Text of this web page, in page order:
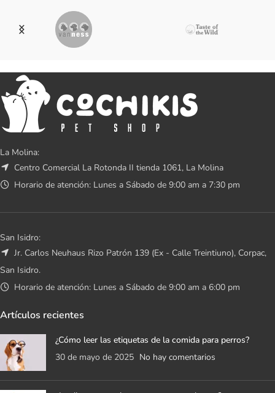
La Molina:
Centro Comercial La Rotonda II tienda 1061, La Molina
Horario de atención: Lunes a Sábado de 9:00 am a 7:30 pm
San Isidro:
Jr. Carlos Neuhaus Rizo Patrón 139 (Ex - Calle Treintiuno), Corpac,
San Isidro.
Horario de atención: Lunes a Sábado de 9:00 am a 6:00 pm
Artículos recientes
¿Cómo leer las etiquetas de la comida para perros?
30 de mayo de 2025 No hay comentarios